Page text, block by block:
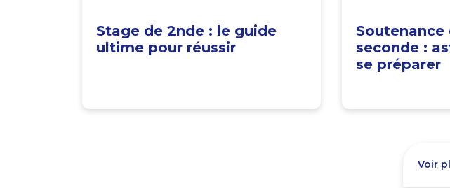
Stage de 2nde : le guide
ultime pour réussir
seconde :
se préparer
Voir